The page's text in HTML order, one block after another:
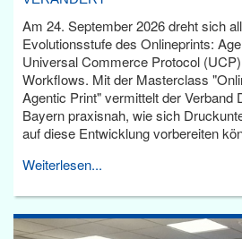
Am 24. September 2026 dreht sich
Evolutionsstufe des Onlineprints:
Universal Commerce Protocol
Workflows. Mit der Masterclass
Agentic Print" vermittelt der Verband
Bayern praxisnah, wie sich
auf diese Entwicklung vorbereiten
Weiterlesen...